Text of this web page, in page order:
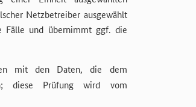
Netzbetreiber ausgewählt
Fälle und übernimmt ggf. die
mit den Daten, die dem
diese Prüfung wird vom